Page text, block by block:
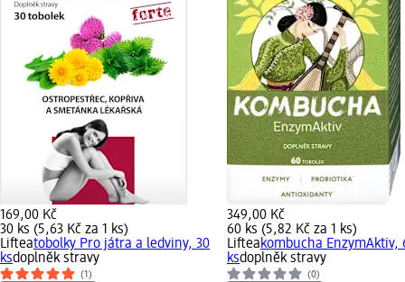
169,00 Kč
30 ks (5,63 Kč za 1 ks)
Lifteatobolky Pro játra a ledviny, 30
ksdoplněk stravy
(1)
349,00 Kč
60 ks (5,82 Kč za 1 ks)
Lifteakombucha EnzymAktiv,
ksdoplněk stravy
(0)